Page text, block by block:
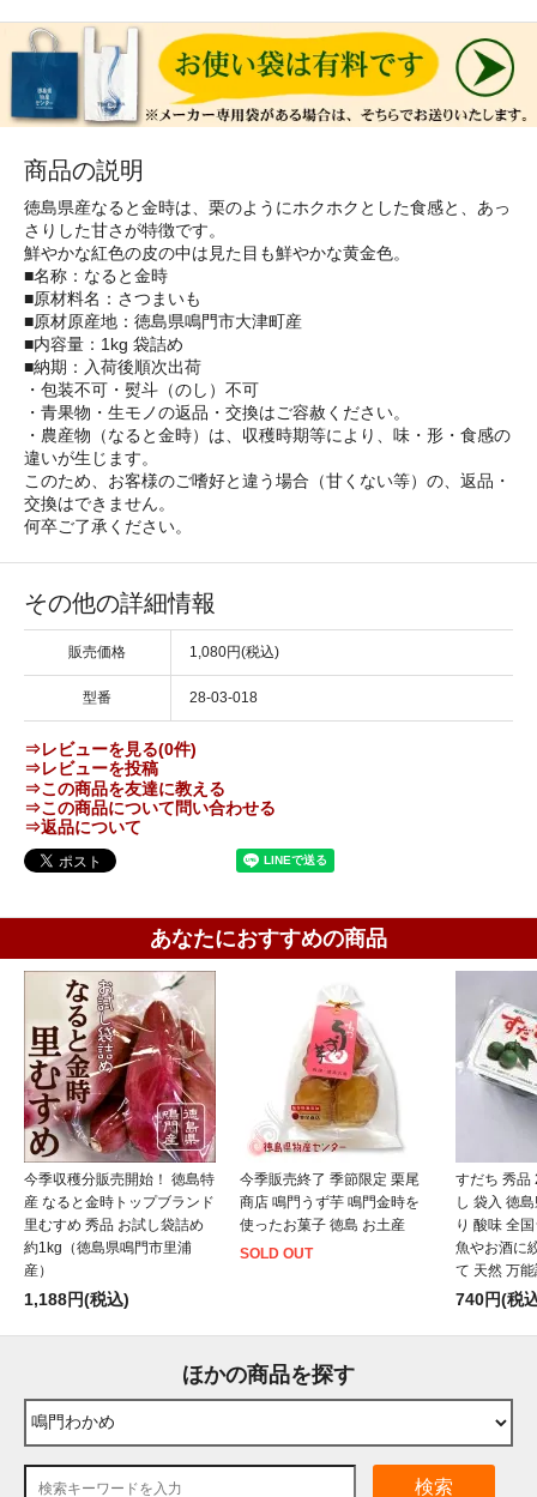
商品の説明
徳島県産なると金時は、栗のようにホクホクとした食感と、あっ
さりした甘さが特徴です。
鮮やかな紅色の皮の中は見た目も鮮やかな黄金色。
■名称：なると金時
■原材料名：さつまいも
■原材原産地：徳島県鳴門市大津町産
■内容量：1kg 袋詰め
■納期：入荷後順次出荷
・包装不可・熨斗（のし）不可
・青果物・生モノの返品・交換はご容赦ください。
・農産物（なると金時）は、収穫時期等により、味・形・食感の
違いが生じます。
このため、お客様のご嗜好と違う場合（甘くない等）の、返品・
交換はできません。
何卒ご了承ください。
その他の詳細情報
販売価格 1,080円(税込)
型番 28-03-018
⇒レビューを見る(0件)
⇒レビューを投稿
⇒この商品を友達に教える
⇒この商品について問い合わせる
⇒返品について
あなたにおすすめの商品
今季収穫分販売開始！ 徳島特
産 なると金時トップブランド
里むすめ 秀品 お試し袋詰め
約1kg（徳島県鳴門市里浦
産）
1,188円(税込)
今季販売終了 季節限定 栗尾
商店 鳴門うず芋 鳴門金時を
使ったお菓子 徳島 お土産
SOLD OUT
すだち 秀品
し 袋入 徳
り 酸味 全
魚やお酒に
て 天然 万
740円(税
ほかの商品を探す
検索